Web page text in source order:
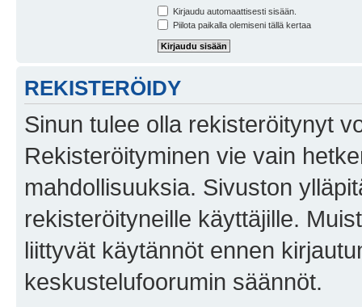
Kirjaudu automaattisesti sisään.
Piilota paikalla olemiseni tällä kertaa
REKISTERÖIDY
Sinun tulee olla rekisteröitynyt
Rekisteröityminen vie vain
mahdollisuuksia. Sivuston
rekisteröityneille käyttäjille.
liittyvät käytännöt ennen
keskustelufoorumin säännöt.